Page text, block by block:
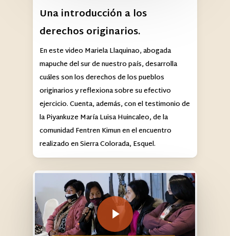
Una introducción a los
derechos originarios.
En este video Mariela Llaquinao, abogada
mapuche del sur de nuestro país, desarrolla
cuáles son los derechos de los pueblos
originarios y reflexiona sobre su efectivo
ejercicio. Cuenta, además, con el testimonio de
la Piyankuze María Luisa Huincaleo, de la
comunidad Fentren Kimun en el encuentro
realizado en Sierra Colorada, Esquel.
Play Video